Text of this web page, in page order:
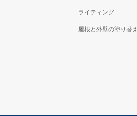
ライティング
屋根と外壁の塗り替え